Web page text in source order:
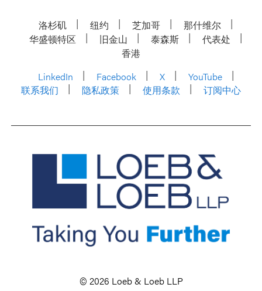
洛杉矶 纽约 芝加哥
那什维尔
华盛顿特区
旧金山 泰森斯
代表处
香港
LinkedIn
Facebook X
YouTube
联系我们
隐私政策 使用条款 订阅中心
© 2026 Loeb & Loeb LLP